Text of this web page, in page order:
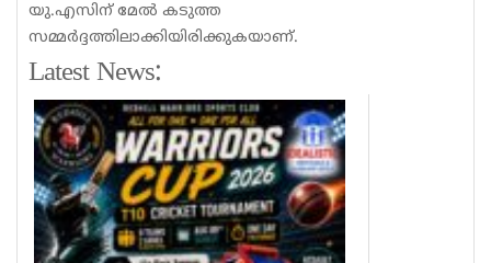
യു.എസിന് മേൽ കടുത്ത
സമ്മർദ്ദത്തിലാക്കിയിരിക്കുകയാണ്.
Latest News: